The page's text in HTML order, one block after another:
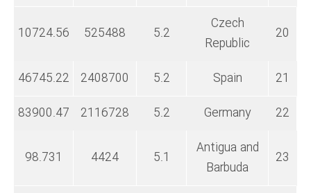
20
Czech
Republic
5.2
525488
10724.56
21
Spain
5.2
2408700
46745.22
22
Germany
5.2
2116728
83900.47
23
Antigua and
Barbuda
5.1
4424
98.731